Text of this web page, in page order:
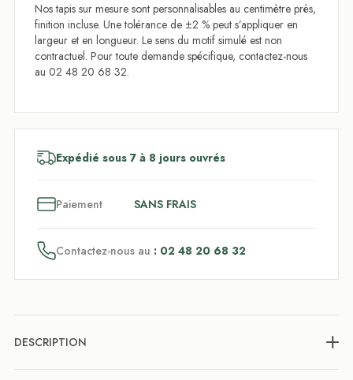
Nos tapis sur mesure sont personnalisables au centimètre près,
finition incluse. Une tolérance de ±2 % peut s’appliquer en
largeur et en longueur. Le sens du motif simulé est non
contractuel. Pour toute demande spécifique, contactez-nous
au 02 48 20 68 32.
Expédié sous 7 à 8 jours ouvrés
Paiement SANS FRAIS
Contactez-nous au : 02 48 20 68 32
DESCRIPTION